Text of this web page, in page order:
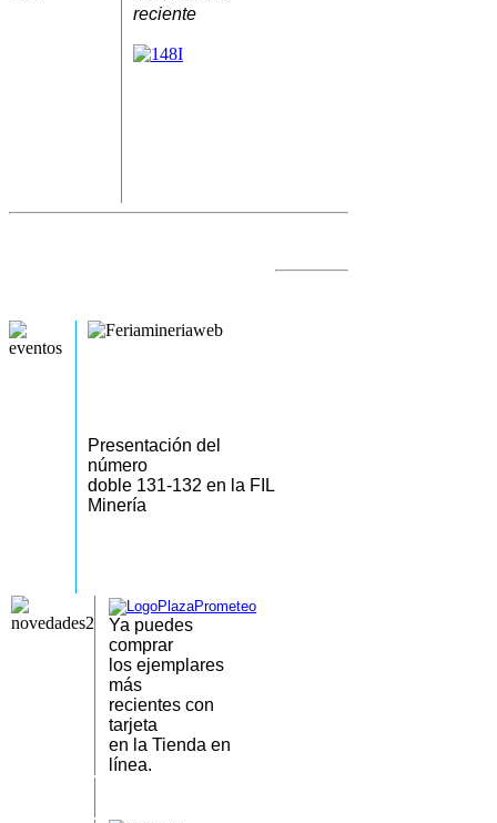
reciente
Presentación del
número
doble 131-132 en la FIL
Minería
Ya puedes
comprar
los ejemplares
más
recientes con
tarjeta
en la Tienda en
línea.